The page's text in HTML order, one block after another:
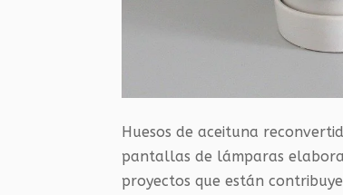
Huesos de aceituna
pantallas de lámparas
proyectos que están